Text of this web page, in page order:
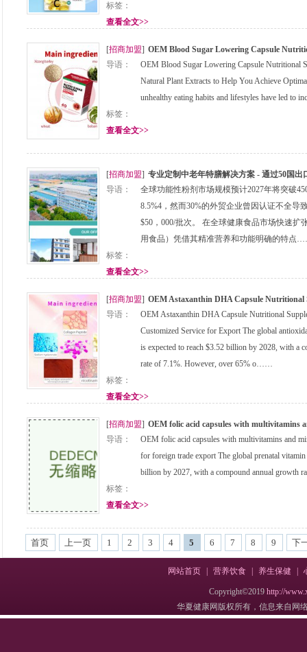
标签：
查看全文>>
[招商加盟] OEM Blood Sugar Lowering Capsule
导语：
OEM Blood Sugar Lowering Capsule Nutritional
Natural Plant Extracts to Help You Achieve
unhealthy eating habits and lifestyles have led to
标签：
查看全文>>
[招商加盟] 专业定制中老年特膳解决方案 - 通过50国出
导语：
全球功能性粉剂市场规模预计2027年将突破
8.5%4，然而30%的外贸企业曾因认证不全导
$50，000/批次。 在全球健康食品市场快速扩
用食品）凭借其精准营养和功能明确的特点
标签：
查看全文>>
[招商加盟] OEM Astaxanthin DHA Capsule Nutritional
导语：
OEM Astaxanthin DHA Capsule Nutritional
Customized Service for Export The global
is expected to reach $3.52 billion by 2028, with a
rate of 7.1%. However, over 65% o……
标签：
查看全文>>
[招商加盟] OEM folic acid capsules with multivitamins
导语：
OEM folic acid capsules with multivitamins and
for foreign trade export The global prenatal
billion by 2027, with a compound annual
标签：
查看全文>>
首页 上一页 1 2 3 4 5 6 7 8 9 下
网站首页 营养饮食 养生保健
Copyright©2019 http://
华夏健康网版权所有，信息来自网